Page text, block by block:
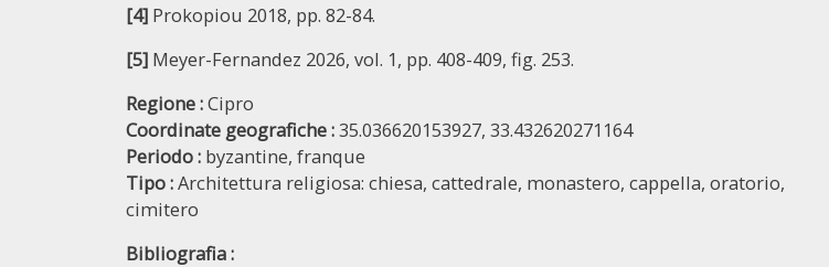
[4] Prokopiou 2018, pp. 82-84.
[5] Meyer-Fernandez 2026, vol. 1, pp. 408-409, fig. 253.
Regione :Cipro
Coordinate geografiche :35.036620153927, 33.432620271164
Periodo : byzantine, franque
Tipo :Architettura religiosa: chiesa, cattedrale, monastero, cappella, oratorio,
cimitero
Bibliografia :